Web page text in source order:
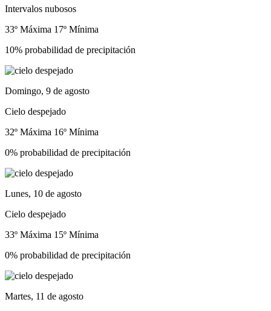
Intervalos nubosos
33º Máxima 17º Mínima
10% probabilidad de precipitación
Domingo, 9 de agosto
Cielo despejado
32º Máxima 16º Mínima
0% probabilidad de precipitación
Lunes, 10 de agosto
Cielo despejado
33º Máxima 15º Mínima
0% probabilidad de precipitación
Martes, 11 de agosto